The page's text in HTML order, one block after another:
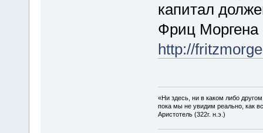
капитал
Фриц Моргена
http://
«Ни здесь, ни в каком либо
пока мы не увидим реально, как
Аристотель (322г. н.э.)